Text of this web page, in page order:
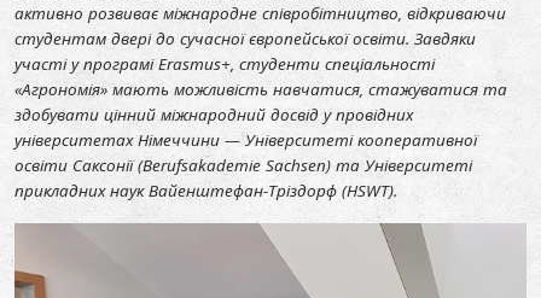
активно розвиває міжнародне співробітництво, відкриваючи
студентам двері до сучасної європейської освіти. Завдяки
участі у програмі Erasmus+, студенти спеціальності
«Агрономія» мають можливість навчатися, стажуватися та
здобувати цінний міжнародний досвід у провідних
університетах Німеччини — Університеті кооперативної
освіти Саксонії (Berufsakademie Sachsen) та Університеті
прикладних наук Вайенштефан-Тріздорф (HSWT).